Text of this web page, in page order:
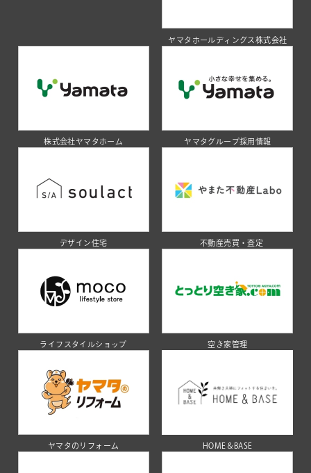
ヤマタホールディングス株式会社
株式会社ヤマタホーム ヤマタグループ採用情報
デザイン住宅 不動産売買・査定
ライフスタイルショップ 空き家管理
ヤマタのリフォーム HOME＆BASE